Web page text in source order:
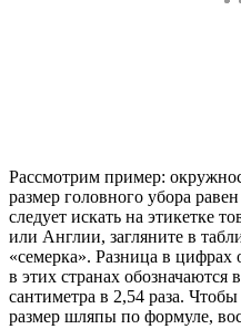
Рассмотрим пример:
размер головного убора
следует искать на этикетке
или Англии, загляните в
«семерка». Разница в цифрах
в этих странах
сантиметра в 2,54 раза.
размер шляпы по формуле,